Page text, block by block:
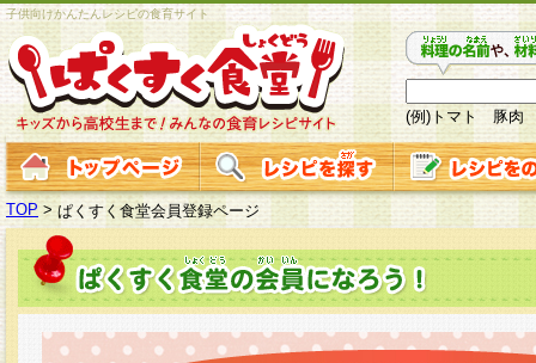
子供向けかんたんレシピの食育サイト
(例)トマト 豚肉
TOP > ぱくすく食堂会員登録ページ